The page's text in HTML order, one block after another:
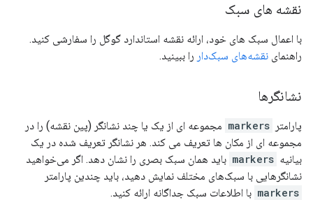
نقشه های سبک
با اعمال سبک های خود، ارائه نقشه استاندارد گوگل را سفارشی کنید.
راهنمای نقشه‌های سبک‌دار را ببینید.
نشانگرها
پارامتر markers مجموعه ای از یک یا چند نشانگر (پین نقشه) را در
مجموعه ای از مکان ها تعریف می کند. هر نشانگر تعریف شده در یک
بیانیه markers باید همان سبک بصری را نشان دهد. اگر می‌خواهید
نشانگرهایی با سبک‌های مختلف نمایش دهید، باید چندین پارامتر
markers با اطلاعات سبک جداگانه ارائه کنید.